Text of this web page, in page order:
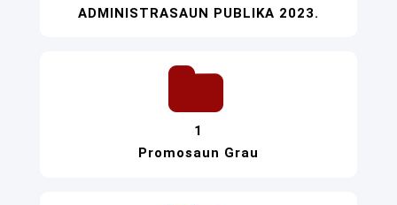
ADMINISTRASAUN PUBLIKA 2023.
1
Promosaun Grau